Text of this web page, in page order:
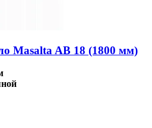
Masalta AB 18 (1800 мм)